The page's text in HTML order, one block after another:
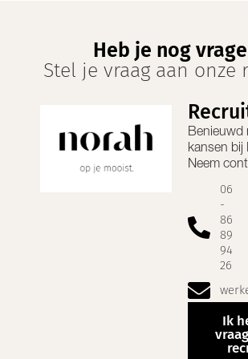
Heb je nog
Stel je vraag aan onze
Benieuwd
kansen bij
Neem
06
-
86
89
94
26
Ik